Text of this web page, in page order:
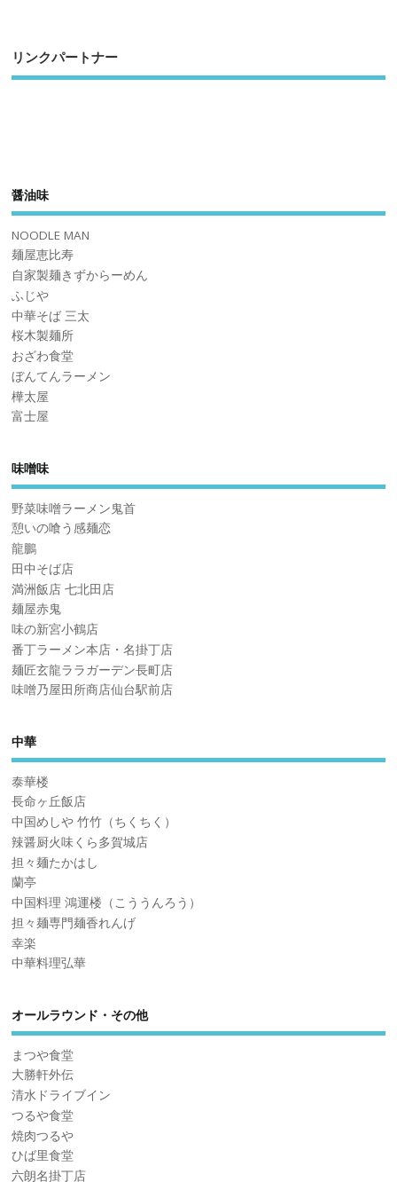
リンクパートナー
醤油味
NOODLE MAN
麺屋恵比寿
自家製麺きずからーめん
ふじや
中華そば 三太
桜木製麺所
おざわ食堂
ぼんてんラーメン
樺太屋
富士屋
味噌味
野菜味噌ラーメン鬼首
憩いの喰う感麺恋
龍鵬
田中そば店
満洲飯店 七北田店
麺屋赤鬼
味の新宮小鶴店
番丁ラーメン本店・名掛丁店
麺匠玄龍ララガーデン長町店
味噌乃屋田所商店仙台駅前店
中華
泰華楼
長命ヶ丘飯店
中国めしや 竹竹（ちくちく）
辣醤厨火味くら多賀城店
担々麺たかはし
蘭亭
中国料理 鴻運楼（こううんろう）
担々麺専門麺香れんげ
幸楽
中華料理弘華
オールラウンド・その他
まつや食堂
大勝軒外伝
清水ドライブイン
つるや食堂
焼肉つるや
ひば里食堂
六朗名掛丁店